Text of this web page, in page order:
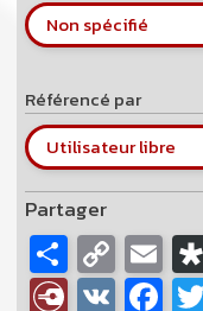
Non spécifié
Référencé par
Utilisateur libre
Partager
S
h
C
o
E
m
Di V Fa